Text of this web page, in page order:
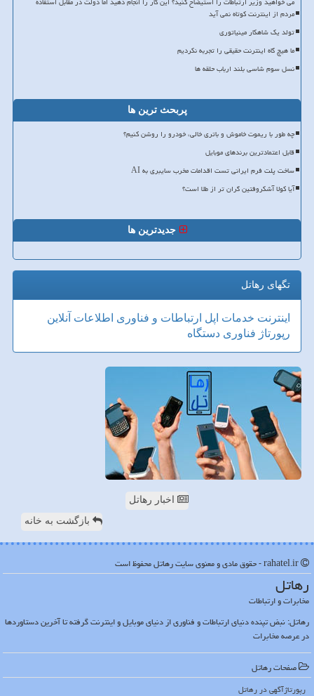
مردم از اینترنت کوتاه نمی آید
تولد یک شاهکار مینیاتوری
ما هیچ گاه اینترنت حقیقی را تجربه نکردیم
نسل سوم شاسی بلند ارباب حلقه ها
پربحث ترین ها
چه طور با ریموت خاموش و باتری خالی، خودرو را روشن کنیم؟
قابل اعتمادترین برندهای موبایل
ساخت پلت فرم ایرانی تست اقدامات مخرب سایبری به AI
آیا کولا آشکروفتین گران تر از طلا است؟
جدیدترین ها
تگهای رهاتل
اینترنت خدمات اپل ارتباطات و فناوری اطلاعات آنلاین
رپورتاژ فناوری دستگاه
اخبار رهاتل
بازگشت به خانه
رهاتل
مخابرات و ارتباطات
رهاتل: نبض تپنده دنیای ارتباطات و فناوری از دنیای موبایل و اینترنت گرفته تا آخرین دستاوردها
در عرصه مخابرات
صفحات رهاتل
رپورتاژآگهی در رهاتل